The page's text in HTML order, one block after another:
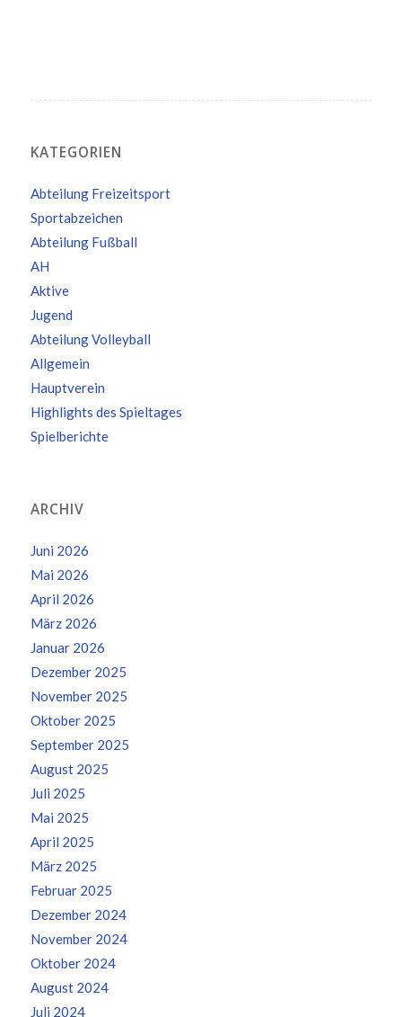
KATEGORIEN
Abteilung Freizeitsport
Sportabzeichen
Abteilung Fußball
AH
Aktive
Jugend
Abteilung Volleyball
Allgemein
Hauptverein
Highlights des Spieltages
Spielberichte
ARCHIV
Juni 2026
Mai 2026
April 2026
März 2026
Januar 2026
Dezember 2025
November 2025
Oktober 2025
September 2025
August 2025
Juli 2025
Mai 2025
April 2025
März 2025
Februar 2025
Dezember 2024
November 2024
Oktober 2024
August 2024
Juli 2024